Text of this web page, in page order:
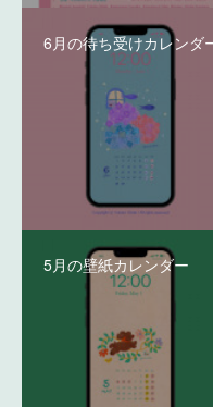
6月の待ち受けカレンダ
5月の壁紙カレンダー